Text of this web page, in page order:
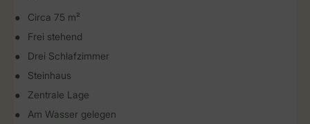
Circa 75 m²
Frei stehend
Drei Schlafzimmer
Steinhaus
Zentrale Lage
Am Wasser gelegen